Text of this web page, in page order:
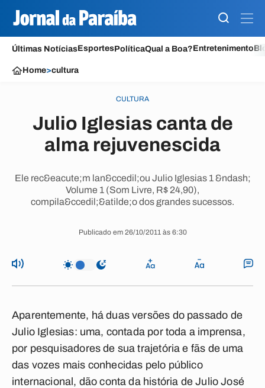
Últimas NotíciasEsportesPolíticaQual a Boa?Entretenimento
Home>cultura
CULTURA
Julio Iglesias canta de
alma rejuvenescida
Ele rec&eacute;m lan&ccedil;ou Julio Iglesias 1 &ndash;
Volume 1 (Som Livre, R$ 24,90),
compila&ccedil;&atilde;o dos grandes sucessos.
Publicado em 26/10/2011 às 6:30
Aparentemente, há duas versões do passado de
Julio Iglesias: uma, contada por toda a imprensa,
por pesquisadores de sua trajetória e fãs de uma
das vozes mais conhecidas pelo público
internacional, dão conta da história de Julio José